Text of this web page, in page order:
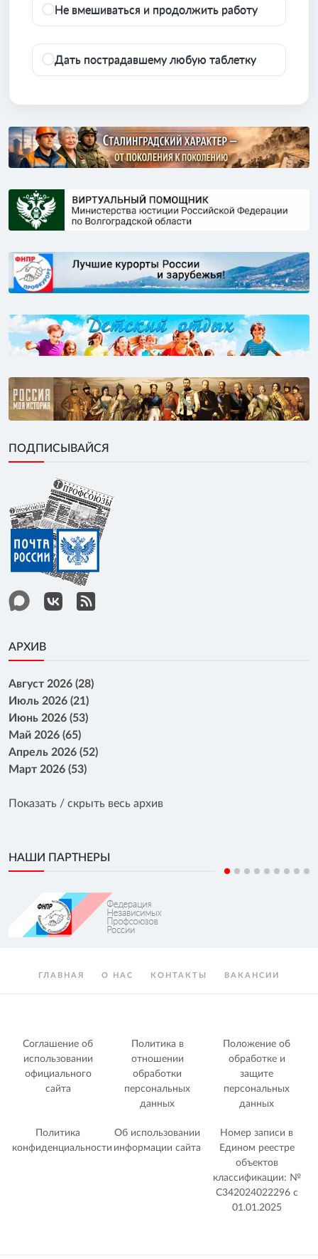
Не вмешиваться и продолжить работу
Дать пострадавшему любую таблетку
ПОДПИСЫВАЙСЯ
АРХИВ
Август 2026 (28)
Июль 2026 (21)
Июнь 2026 (53)
Май 2026 (65)
Апрель 2026 (52)
Март 2026 (53)
Показать / скрыть весь архив
НАШИ ПАРТНЕРЫ
ГЛАВНАЯ О НАС КОНТАКТЫ ВАКАНСИИ
Соглашение об
использовании
официального
сайта
Политика в
отношении
обработки
персональных
данных
Положение об
обработке и
защите
персональных
данных
Политика
конфиденциальности
Об использовании
информации сайта
Номер записи в
Едином реестре
объектов
классификации: №
С342024022296 c
01.01.2025